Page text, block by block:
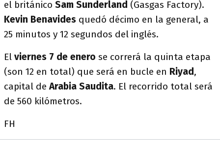
el británico Sam Sunderland (Gasgas Factory).
Kevin Benavides quedó décimo en la general, a
25 minutos y 12 segundos del inglés.
El viernes 7 de enero se correrá la quinta etapa
(son 12 en total) que será en bucle en Riyad,
capital deArabia Saudita. El recorrido total será
de 560 kilómetros.
FH